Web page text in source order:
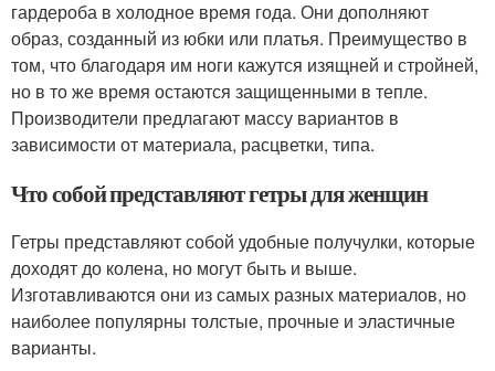
гардероба в холодное время года. Они дополняют
образ, созданный из юбки или платья. Преимущество в
том, что благодаря им ноги кажутся изящней и стройней,
но в то же время остаются защищенными в тепле.
Производители предлагают массу вариантов в
зависимости от материала, расцветки, типа.
Что собой представляют гетры для женщин
Гетры представляют собой удобные получулки, которые
доходят до колена, но могут быть и выше.
Изготавливаются они из самых разных материалов, но
наиболее популярны толстые, прочные и эластичные
варианты.